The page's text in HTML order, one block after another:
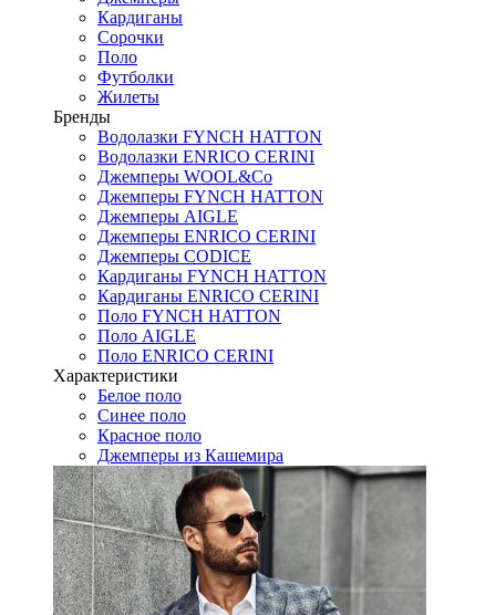
Кардиганы
Сорочки
Поло
Футболки
Жилеты
Бренды
Водолазки FYNCH HATTON
Водолазки ENRICO CERINI
Джемперы WOOL&Co
Джемперы FYNCH HATTON
Джемперы AIGLE
Джемперы ENRICO CERINI
Джемперы CODICE
Кардиганы FYNCH HATTON
Кардиганы ENRICO CERINI
Поло FYNCH HATTON
Поло AIGLE
Поло ENRICO CERINI
Характеристики
Белое поло
Синее поло
Красное поло
Джемперы из Кашемира